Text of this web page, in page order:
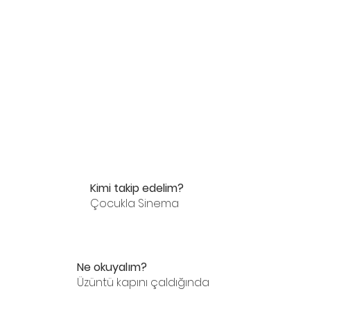
Kimi takip edelim?
Çocukla Sinema
Ne okuyalım?
Üzüntü kapını çaldığında